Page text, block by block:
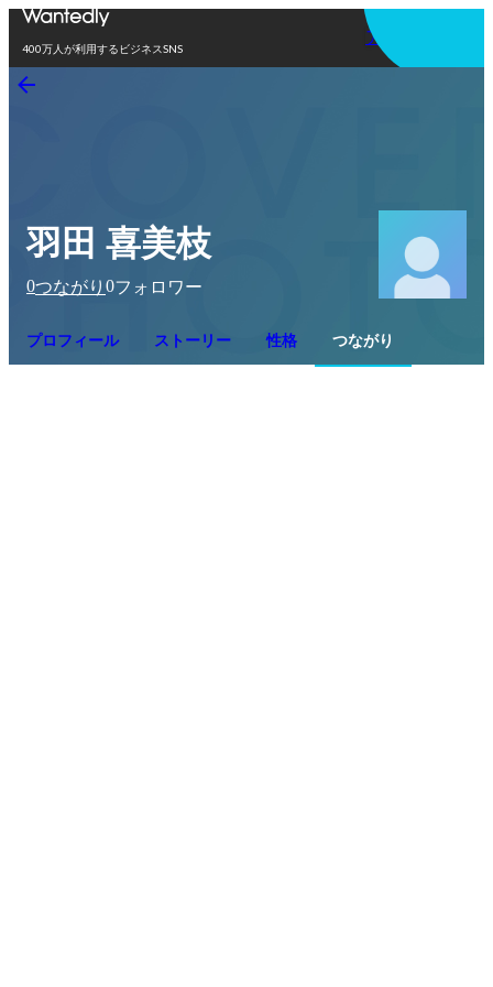
400万人が利用するビジネスSNS
アプリを使う
羽田 喜美枝
0つながり 0フォロワー
プロフィール ストーリー 性格 つながり